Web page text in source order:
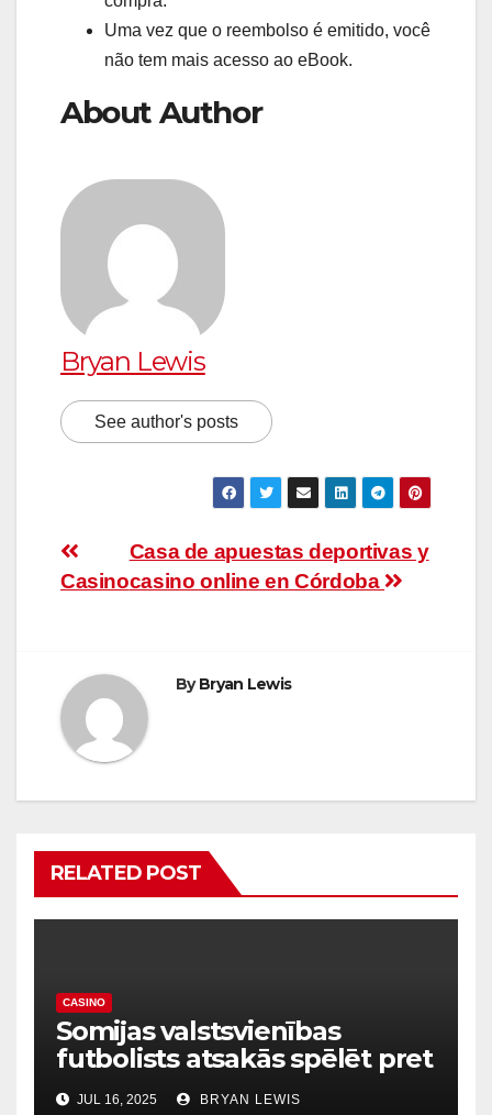
Uma vez que o reembolso é emitido, você
não tem mais acesso ao eBook.
About Author
Bryan Lewis
See author's posts
Post
navigation
Casa de apuestas deportivas y
casino online en Córdoba
Casino
ByBryan Lewis
RELATED POST
CASINO
Somijas valstsvienības
futbolists atsakās spēlēt pret
dzimto Kosovu Raksts
JUL 16, 2025 BRYAN LEWIS